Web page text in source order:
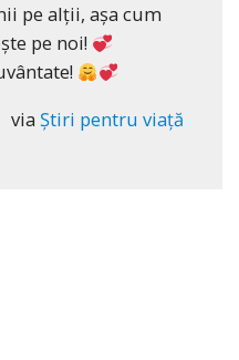
pe alții, așa cum
pe noi!
via Știri pentru viață